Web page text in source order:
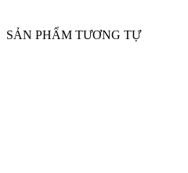
SẢN PHẨM TƯƠNG TỰ